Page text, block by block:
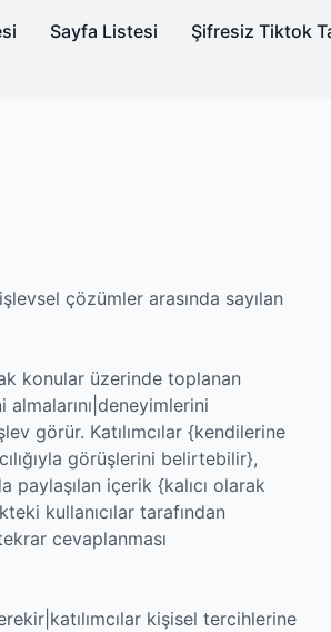
Sayfa Listesi
Şifresiz Tiktok
çözümler arasında sayılan
konular üzerinde toplanan
görür. Katılımcılar {kendilerine
görüşlerini belirtebilir},
paylaşılan içerik {kalıcı olarak
kullanıcılar tarafından
cevaplanması
kişisel tercihlerine